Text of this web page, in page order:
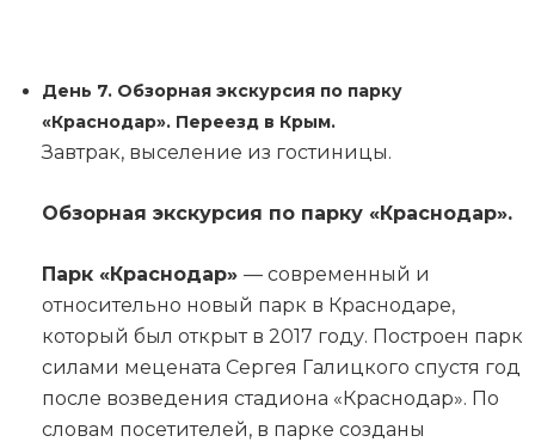
День 7. Обзорная экскурсия по парку
«Краснодар». Переезд в Крым.
Завтрак, выселение из гостиницы.
Обзорная экскурсия по парку «Краснодар».
Парк «Краснодар» — современный и
относительно новый парк в Краснодаре,
который был открыт в 2017 году. Построен парк
силами мецената Сергея Галицкого спустя год
после возведения стадиона «Краснодар». По
словам посетителей, в парке созданы